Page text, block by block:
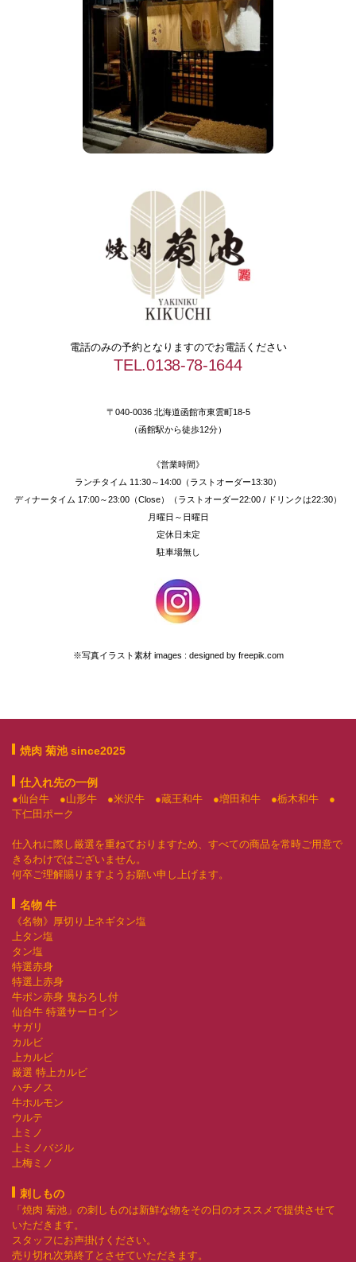
電話のみの予約となりますのでお電話ください
TEL.0138-78-1644
〒040-0036 北海道函館市東雲町18-5
（函館駅から徒歩12分）
《営業時間》
ランチタイム 11:30～14:00（ラストオーダー13:30）
ディナータイム 17:00～23:00（Close）（ラストオーダー22:00 / ドリンクは22:30）
月曜日～日曜日
定休日未定
駐車場無し
※写真イラスト素材 images : designed by freepik.com
焼肉 菊池 since2025
仕入れ先の一例
●仙台牛 ●山形牛 ●米沢牛 ●蔵王和牛 ●増田和牛 ●栃木和牛 ●
下仁田ポーク
仕入れに際し厳選を重ねておりますため、すべての商品を常時ご用意で
きるわけではございません。
何卒ご理解賜りますようお願い申し上げます。
名物 牛
《名物》厚切り上ネギタン塩
上タン塩
タン塩
特選赤身
特選上赤身
牛ポン赤身 鬼おろし付
仙台牛 特選サーロイン
サガリ
カルビ
上カルビ
厳選 特上カルビ
ハチノス
牛ホルモン
ウルテ
上ミノ
上ミノバジル
上梅ミノ
刺しもの
「焼肉 菊池」の刺しものは新鮮な物をその日のオススメで提供させて
いただきます。
スタッフにお声掛けください。
売り切れ次第終了とさせていただきます。